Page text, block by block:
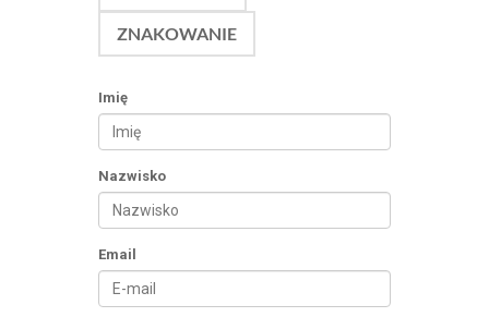
ZNAKOWANIE
Imię
Nazwisko
Email